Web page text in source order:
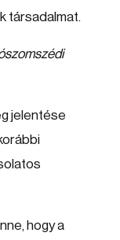
társadalmat.
jelentése
hogy a